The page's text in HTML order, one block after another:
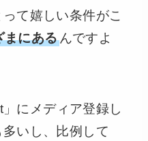
て嬉しい条件がこ
まにあるんですよ
にメディア登録し
いし、比例して